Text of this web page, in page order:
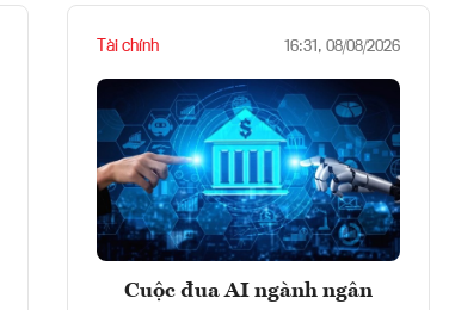
Tài chính 16:31, 08/08/2026
Cuộc đua AI ngành ngân